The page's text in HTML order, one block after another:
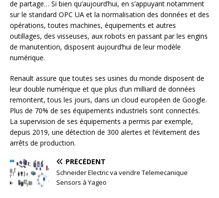
de partage… Si bien qu’aujourd’hui, en s’appuyant notamment
sur le standard OPC UA et la normalisation des données et des
opérations, toutes machines, équipements et autres
outillages, des visseuses, aux robots en passant par les engins
de manutention, disposent aujourd’hui de leur modèle
numérique.
Renault assure que toutes ses usines du monde disposent de
leur double numérique et que plus d’un milliard de données
remontent, tous les jours, dans un cloud européen de Google.
Plus de 70% de ses équipements industriels sont connectés.
La supervision de ses équipements a permis par exemple,
depuis 2019, une détection de 300 alertes et l’évitement des
arrêts de production.
PRÉCÉDENT
Schneider Electric va vendre Telemecanique
Sensors à Yageo